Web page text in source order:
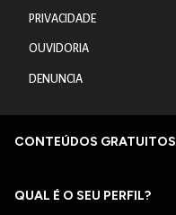
PRIVACIDADE
OUVIDORIA
DENUNCIA
CONTEÚDOS GRATUITOS
QUAL É O SEU PERFIL?